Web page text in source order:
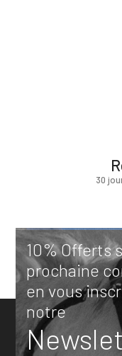
30
10% Offerts
prochaine
en vous
notre